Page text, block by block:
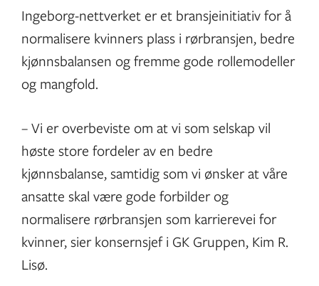
Ingeborg-nettverket er et bransjeinitiativ for å
normalisere kvinners plass i rørbransjen, bedre
kjønnsbalansen og fremme gode rollemodeller
og mangfold.
– Vi er overbeviste om at vi som selskap vil
høste store fordeler av en bedre
kjønnsbalanse, samtidig som vi ønsker at våre
ansatte skal være gode forbilder og
normalisere rørbransjen som karrierevei for
kvinner, sier konsernsjef i GK Gruppen, Kim R.
Lisø.